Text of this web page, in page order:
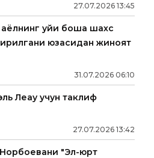
27.07.2026 13:45
уйи бошқа шахс
юзасидан жиноят
31.07.2026 06:10
Леау учун таклиф
27.07.2026 13:42
"Эл-юрт